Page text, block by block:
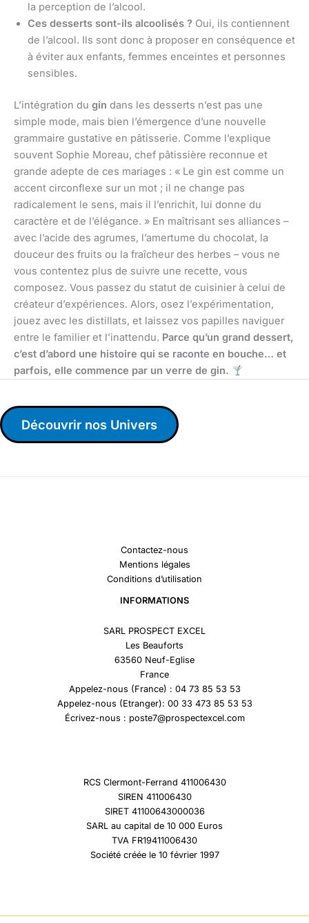
la perception de l’alcool.
Ces desserts sont-ils alcoolisés ? Oui, ils contiennent
de l’alcool. Ils sont donc à proposer en conséquence et
à éviter aux enfants, femmes enceintes et personnes
sensibles.
L’intégration du gin dans les desserts n’est pas une
simple mode, mais bien l’émergence d’une nouvelle
grammaire gustative en pâtisserie. Comme l’explique
souvent Sophie Moreau, chef pâtissière reconnue et
grande adepte de ces mariages : « Le gin est comme un
accent circonflexe sur un mot ; il ne change pas
radicalement le sens, mais il l’enrichit, lui donne du
caractère et de l’élégance. » En maîtrisant ses alliances –
avec l’acide des agrumes, l’amertume du chocolat, la
douceur des fruits ou la fraîcheur des herbes – vous ne
vous contentez plus de suivre une recette, vous
composez. Vous passez du statut de cuisinier à celui de
créateur d’expériences. Alors, osez l’expérimentation,
jouez avec les distillats, et laissez vos papilles naviguer
entre le familier et l’inattendu. Parce qu’un grand dessert,
c’est d’abord une histoire qui se raconte en bouche… et
parfois, elle commence par un verre de gin.
Découvrir nos Univers
Contactez-nous
Mentions légales
Conditions d’utilisation
INFORMATIONS
SARL PROSPECT EXCEL
Les Beauforts
63560 Neuf-Eglise
France
Appelez-nous (France) : 04 73 85 53 53
Appelez-nous (Etranger): 00 33 473 85 53 53
Écrivez-nous : poste7@prospectexcel.com
RCS Clermont-Ferrand 411006430
SIREN 411006430
SIRET 41100643000036
SARL au capital de 10 000 Euros
TVA FR19411006430
Société créée le 10 février 1997